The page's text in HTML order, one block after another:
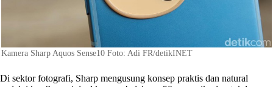
Kamera Sharp Aquos Sense10 Foto: Adi FR/detikINET
Di sektor fotografi, Sharp mengusung konsep praktis dan natural